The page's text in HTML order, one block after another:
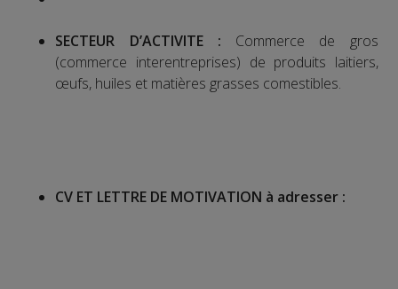
SECTEUR D’ACTIVITE : Commerce de gros
(commerce interentreprises) de produits laitiers,
œufs, huiles et matières grasses comestibles.
CV ET LETTRE DE MOTIVATION à adresser :